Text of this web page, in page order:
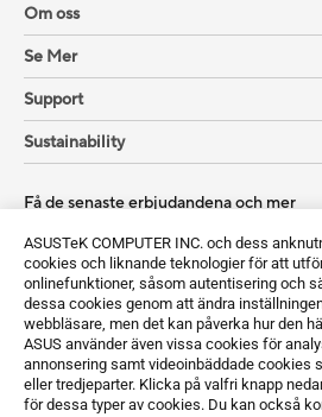
ASUSTeK COMPUTER INC. och dess
cookies och liknande teknologier för att
onlinefunktioner, såsom autentisering och
dessa cookies genom att ändra
webbläsare, men det kan påverka hur den
ASUS använder även vissa cookies för
annonsering samt videoinbäddade cookies
eller tredjeparter. Klicka på valfri knapp
för dessa typer av cookies. Du kan också
Om oss
Se Mer
Support
Sustainability
Få de senaste erbjudandena och mer